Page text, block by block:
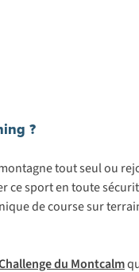
?
tout seul ou
sport en toute
de course sur
du Montcalmq